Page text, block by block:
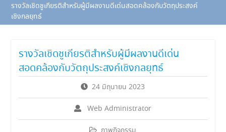
รางวัลเชิดชูเกียรติสำหรับผู้มีผลงานดีเด่นสอดคล้องกับวัตถุประสงค์
เชิงกลยุทธ์
รางวัลเชิดชูเกียรติสำหรับผู้มีผลงานดีเด่น
สอดคล้องกับวัตถุประสงค์เชิงกลยุทธ์
24 มิถุนายน 2023
Web Administrator